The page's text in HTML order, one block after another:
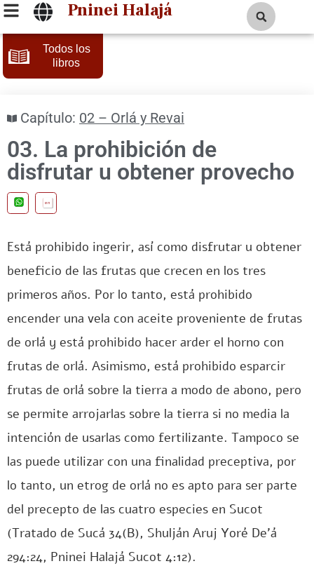
Pninei Halajá
Todos los
libros
Capítulo: 02 – Orlá y Revai
03. La prohibición de
disfrutar u obtener provecho
en
Está prohibido ingerir, así como disfrutar u obtener
beneficio de las frutas que crecen en los tres
primeros años. Por lo tanto, está prohibido
encender una vela con aceite proveniente de frutas
de orlá y está prohibido hacer arder el horno con
frutas de orlá. Asimismo, está prohibido esparcir
frutas de orlá sobre la tierra a modo de abono, pero
se permite arrojarlas sobre la tierra si no media la
intención de usarlas como fertilizante. Tampoco se
las puede utilizar con una finalidad preceptiva, por
lo tanto, un etrog de orlá no es apto para ser parte
del precepto de las cuatro especies en Sucot
(Tratado de Sucá 34(B), Shulján Aruj Yoré De’á
294:24, Pninei Halajá Sucot 4:12).